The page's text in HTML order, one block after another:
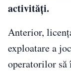
activități.
Anterior,
exploatare a
operatorilor să